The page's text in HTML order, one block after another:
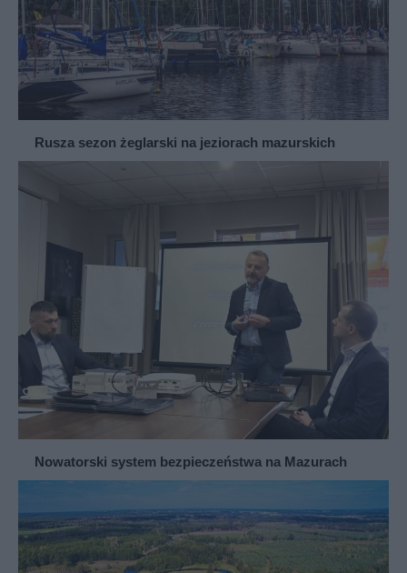
Rusza sezon żeglarski na jeziorach mazurskich
Nowatorski system bezpieczeństwa na Mazurach